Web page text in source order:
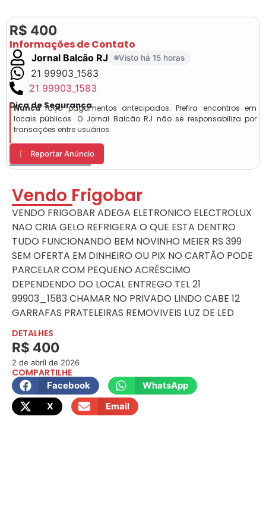
R$ 400
Informações de Contato
Jornal Balcão RJ Visto há 15 horas
21 99903_1583
21 99903_1583
Dica de Segurança
Nuncafaça pagamentos antecipados. Prefira encontros em
locais públicos. O Jornal Balcão RJ não se responsabiliza por
transações entre usuários.
🚩 Reportar Anúncio
Vendo Frigobar
VENDO FRIGOBAR ADEGA ELETRONICO ELECTROLUX
NAO CRIA GELO REFRIGERA O QUE ESTA DENTRO
TUDO FUNCIONANDO BEM NOVINHO MEIER RS 399
SEM OFERTA EM DINHEIRO OU PIX NO CARTÃO PODE
PARCELAR COM PEQUENO ACRÉSCIMO
DEPENDENDO DO LOCAL ENTREGO TEL 21
99903_1583 CHAMAR NO PRIVADO LINDO CABE 12
GARRAFAS PRATELEIRAS REMOVIVEIS LUZ DE LED
DETALHES
R$ 400
2 de abril de 2026
COMPARTILHE
Facebook
WhatsApp
X
Email